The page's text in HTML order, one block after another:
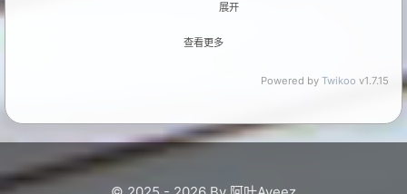
Windows 11
Microsoft Edge 149.0.0.0
2026-06-23
哈哈，我blog是动态的，我在管理平台填一下就好
了
展开
查看更多
Powered by Twikoo v1.7.15